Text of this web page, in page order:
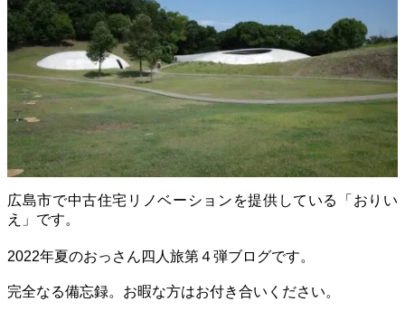
広島市で中古住宅リノベーションを提供している「おりい
え」です。
2022年夏のおっさん四人旅第４弾ブログです。
完全なる備忘録。お暇な方はお付き合いください。